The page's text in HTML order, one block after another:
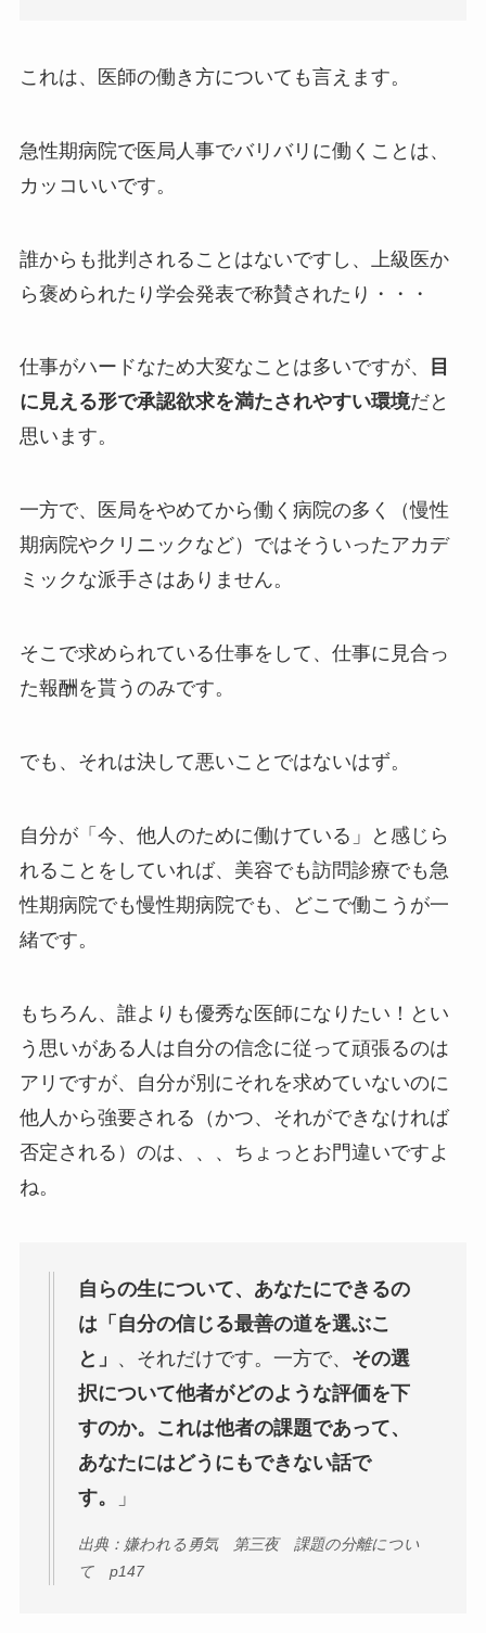
これは、医師の働き方についても言えます。
急性期病院で医局人事でバリバリに働くことは、
カッコいいです。
誰からも批判されることはないですし、上級医か
ら褒められたり学会発表で称賛されたり・・・
仕事がハードなため大変なことは多いですが、
目
に見える形で承認欲求を満たされやすい環境だと
思います。
一方で、医局をやめてから働く病院の多く（慢性
期病院やクリニックなど）ではそういったアカデ
ミックな派手さはありません。
そこで求められている仕事をして、仕事に見合っ
た報酬を貰うのみです。
でも、それは決して悪いことではないはず。
自分が「今、他人のために働けている」と感じら
れることをしていれば、美容でも訪問診療でも急
性期病院でも慢性期病院でも、どこで働こうが一
緒です。
もちろん、誰よりも優秀な医師になりたい！とい
う思いがある人は自分の信念に従って頑張るのは
アリですが、自分が別にそれを求めていないのに
他人から強要される（かつ、それができなければ
否定される）のは、、、ちょっとお門違いですよ
ね。
自らの生について、あなたにできるの
は「自分の信じる最善の道を選ぶこ
と」 、それだけです。一方で、 その選
択について他者がどのような評価を下
すのか。これは他者の課題であって、
あなたにはどうにもできない話で
す。
」
出典：嫌われる勇気 第三夜 課題の分離につい
て p147